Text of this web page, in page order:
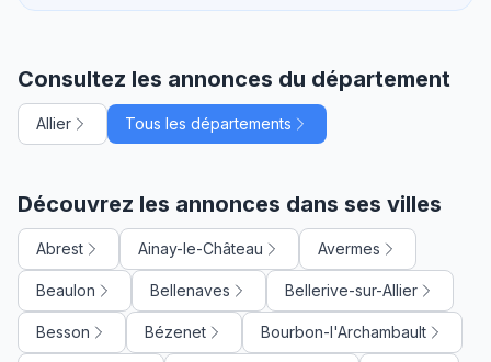
Consultez les annonces du département
Allier Tous les départements
Découvrez les annonces dans ses villes
Abrest Ainay-le-Château Avermes
Beaulon Bellenaves Bellerive-sur-Allier
Besson Bézenet Bourbon-l'Archambault